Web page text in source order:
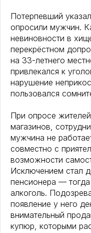
Потерпевший
опросили мужчин.
невиновности в
перекрёстном
на 33-летнего
привлекался к
нарушение
пользовался
При опросе
магазинов,
мужчина не
совместно с
возможности
Исключением стал
пенсионера —
алкоголь.
появление у него
внимательный
купюр, которыми